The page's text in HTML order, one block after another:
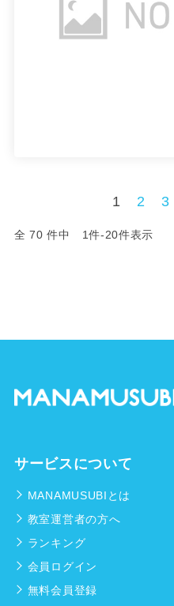
1 2 3
全 70 件中 1件-20件表示
サービスについて
MANAMUSUBIとは
教室運営者の方へ
ランキング
会員ログイン
無料会員登録